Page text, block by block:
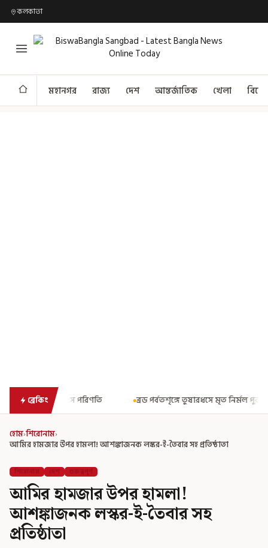
কলকাতা
মহানগর রাজ্য দেশ আন্তর্জাতিক খেলা
ব্রেকিংব্রড পর্বতশৃঙ্গে তুষারধসে মৃত নির্মল পুরজা! নিশ্চিত করল Elite Exped
হোম›শিরোনাম›
আমির হামজার উপর হামলা! আশঙ্কাজনক লস্কর-ই-তৈবার সহ প্রতিষ্ঠাতা
শিরোনাম দেশ গুরুত্বপূর্ণ
আমির হামজার উপর হামলা!
আশঙ্কাজনক লস্কর-ই-তৈবার সহ
প্রতিষ্ঠাতা